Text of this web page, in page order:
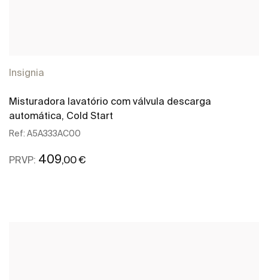
Insignia
Misturadora lavatório com válvula descarga
automática, Cold Start
Ref: A5A333AC00
PRVP: 409,00 €